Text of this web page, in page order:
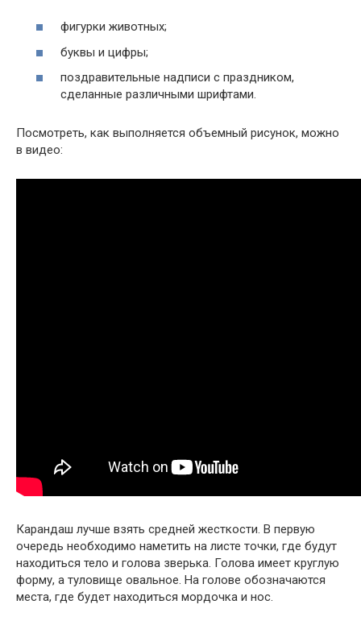
фигурки животных;
буквы и цифры;
поздравительные надписи с праздником,
сделанные различными шрифтами.
Посмотреть, как выполняется объемный рисунок, можно
в видео:
Карандаш лучше взять средней жесткости. В первую
очередь необходимо наметить на листе точки, где будут
находиться тело и голова зверька. Голова имеет круглую
форму, а туловище овальное. На голове обозначаются
места, где будет находиться мордочка и нос.